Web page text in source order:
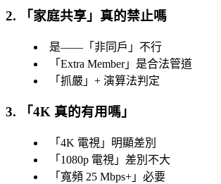
2. 「 家庭共享 」真的禁止嗎
是——「 非同戶 」不行
「 Extra Member」是合法管道
「 抓嚴 」+ 演算法判定
3. 「4K 真的有用嗎 」
「 4K 電視 」明顯差別
「 1080p 電視 」差別不大
「 寬頻 25 Mbps+ 」必要